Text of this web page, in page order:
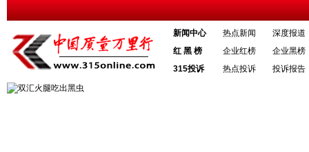
新闻中心 热点新闻
深度报道
红 黑 榜
企业红榜
企业黑榜
315投诉
热点投诉 投诉报告